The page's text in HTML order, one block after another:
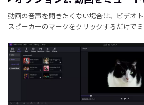
動画の音声を聞きたくない場合は、ビデオ
スピーカーのマークをクリックするだけでミ